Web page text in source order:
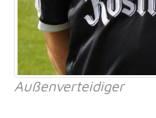
Außenverteidiger